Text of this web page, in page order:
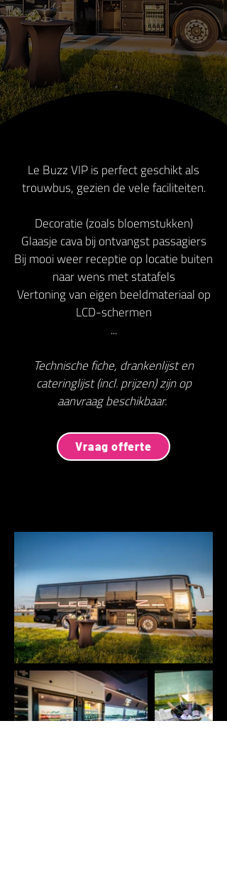
Le Buzz VIP is perfect geschikt als
trouwbus, gezien de vele faciliteiten.
Decoratie (zoals bloemstukken)
Glaasje cava bij ontvangst passagiers
Bij mooi weer receptie op locatie buiten
naar wens met statafels
Vertoning van eigen beeldmateriaal op
LCD-schermen
...
Technische fiche, drankenlijst en
cateringlijst (incl. prijzen) zijn op
aanvraag beschikbaar.
Vraag offerte